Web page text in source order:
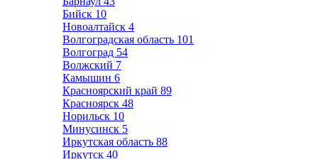
Бийск 10
Новоалтайск 4
Волгоградская область 101
Волгоград 54
Волжский 7
Камышин 6
Красноярский край 89
Красноярск 48
Норильск 10
Минусинск 5
Иркутская область 88
Иркутск 40